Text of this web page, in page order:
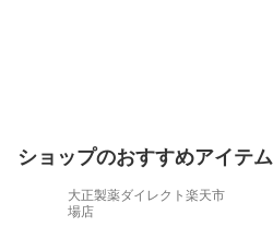
ショップのおすすめアイテム
大正製薬ダイレクト楽天市
場店